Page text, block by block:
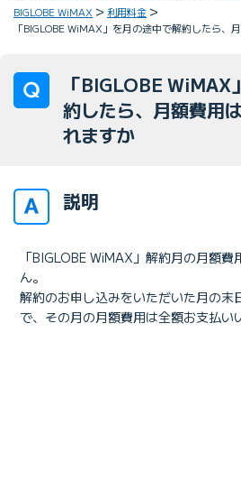
BIGLOBE WiMAX
利用料金
「BIGLOBE WiMAX」を月の途中で解約したら、
「BIGLOBE WiMAX
約したら、月額費用
れますか
説明
「BIGLOBE WiMAX」解約月の月額
ん。
解約のお申し込みをいただいた月の末
で、その月の月額費用は全額お支払い